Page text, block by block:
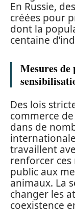
En Russie,
créées pour
dont la
centaine
Mesures
Des lois
commerce
dans de
travaillent
renforcer ces
public aux
animaux. La
changer les
coexistence